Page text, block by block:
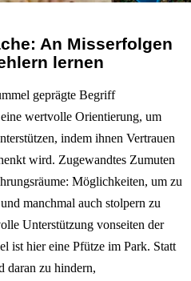
An Misserfolgen
lernen
geprägte Begriff
wertvolle Orientierung, um
indem ihnen Vertrauen
wird. Zugewandtes Zumuten
Möglichkeiten, um zu
manchmal auch stolpern zu
Unterstützung vonseiten der
ist hier eine Pfütze im Park. Statt
daran zu hindern,